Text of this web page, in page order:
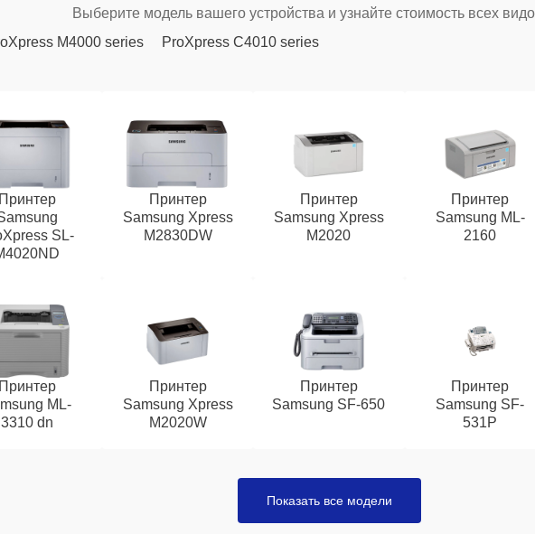
Выберите модель вашего устройства и узнайте стоимость всех
M4000 series ProXpress C4010 series
Принтер
SL-
Принтер
Samsung Xpress
M2830DW
Принтер
Samsung Xpress
M2020
Принтер
Samsung ML-
2160
Принтер
ML-
3310 dn
Принтер
Samsung Xpress
M2020W
Принтер
Samsung SF-650
Принтер
Samsung SF-
531P
Показать все модели